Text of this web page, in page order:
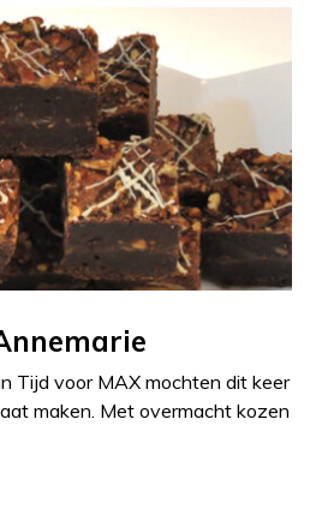
Tijd voor MAX mochten dit keer
maken. Met overmacht kozen